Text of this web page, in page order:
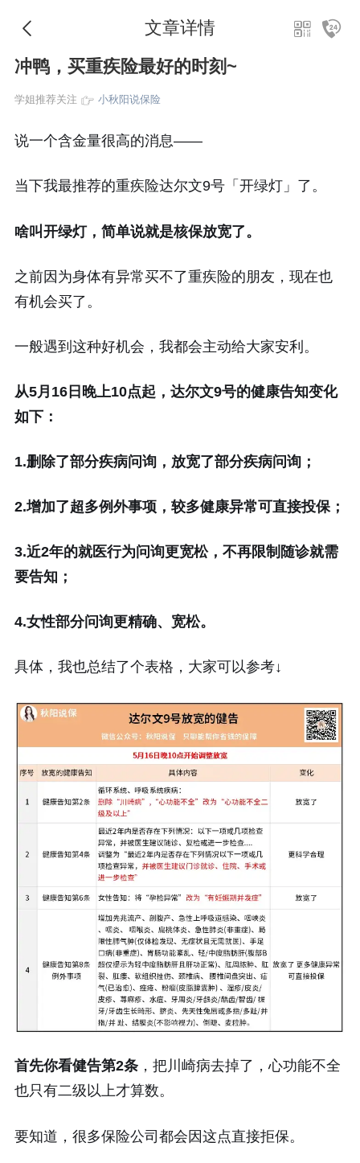
文章详情
冲鸭，买重疾险最好的时刻~
学姐推荐关注 小秋阳说保险
说一个含金量很高的消息——
当下我最推荐的重疾险达尔文9号「开绿灯」了。
啥叫开绿灯，简单说就是核保放宽了。
之前因为身体有异常买不了重疾险的朋友，现在也
有机会买了。
一般遇到这种好机会，我都会主动给大家安利。
从5月16日晚上10点起，达尔文9号的健康告知变化
如下：
1.删除了部分疾病问询，放宽了部分疾病问询；
2.增加了超多例外事项，较多健康异常可直接投保；
3.近2年的就医行为问询更宽松，不再限制随诊就需
要告知；
4.女性部分问询更精确、宽松。
具体，我也总结了个表格，大家可以参考↓
首先你看健告第2条，把川崎病去掉了，心功能不全
也只有二级以上才算数。
要知道，很多保险公司都会因这点直接拒保。